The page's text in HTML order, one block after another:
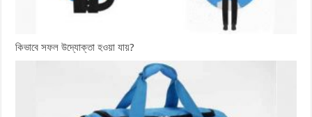
কিভাবে সফল উদ্যোক্তা হওয়া যায়?